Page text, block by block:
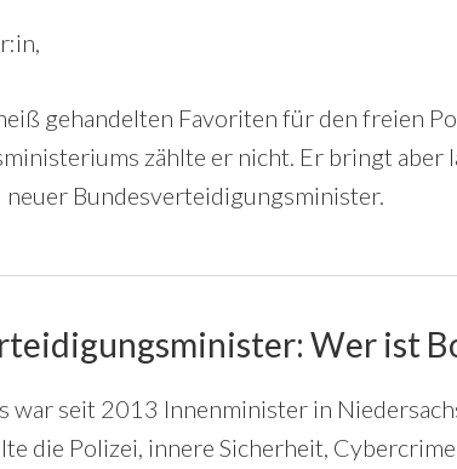
gehandelten Favoriten für den freien
zählte er nicht. Er bringt aber
Bundesverteidigungsminister.
Wer ist
war seit 2013 Innenminister in
die Polizei, innere Sicherheit,